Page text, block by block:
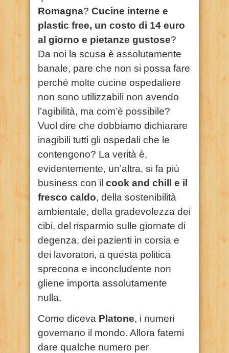
Romagna? Cucine interne e
plastic free, un costo di 14 euro
al giorno e pietanze gustose?
Da noi la scusa è assolutamente
banale, pare che non si possa fare
perché molte cucine ospedaliere
non sono utilizzabili non avendo
l’agibilità, ma com’è possibile?
Vuol dire che dobbiamo dichiarare
inagibili tutti gli ospedali che le
contengono? La verità è,
evidentemente, un’altra, si fa più
business con il cook and chill e il
fresco caldo, della sostenibilità
ambientale, della gradevolezza dei
cibi, del risparmio sulle giornate di
degenza, dei pazienti in corsia e
dei lavoratori, a questa politica
sprecona e inconcludente non
gliene importa assolutamente
nulla.
Come diceva Platone, i numeri
governano il mondo. Allora fatemi
dare qualche numero per